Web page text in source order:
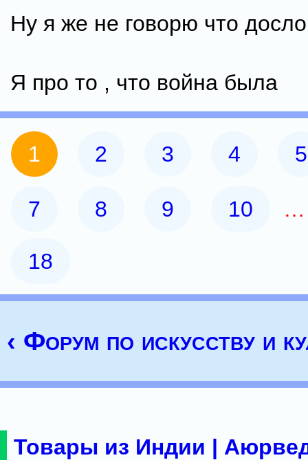
Ну я же не говорю что
Я про то , что война была
1 2 3 4 5
7 8 9 10
18
‹ Форум по искусству и
Товары из Индии |